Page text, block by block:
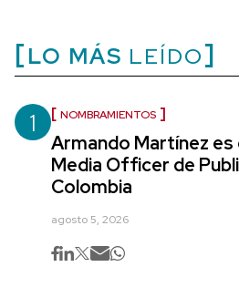
LO MÁS LEÍDO
1 NOMBRAMIENTOS
Armando Martínez es
Media Officer de
Colombia
agosto 5, 2026